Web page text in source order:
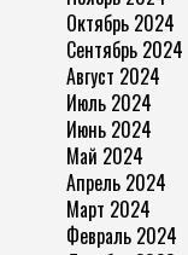
Октябрь 2024
Сентябрь 2024
Август 2024
Июль 2024
Июнь 2024
Май 2024
Апрель 2024
Март 2024
Февраль 2024